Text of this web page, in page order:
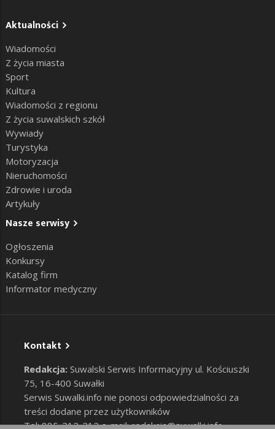
Aktualności
Wiadomości
Z życia miasta
Sport
Kultura
Wiadomości z regionu
Z życia suwalskich szkół
Wywiady
Turystyka
Motoryzacja
Nieruchomości
Zdrowie i uroda
Artykuły
Nasze serwisy
Ogłoszenia
Konkursy
Katalog firm
Informator medyczny
Kontakt
Redakcja: Suwalski Serwis Informacyjny ul. Kościuszki
75, 16-400 Suwałki
Serwis Suwalki.info nie ponosi odpowiedzialności za
treści dodane przez użytkowników
Tel: 885-212-212 e-mail:redakcja@suwalki.info,